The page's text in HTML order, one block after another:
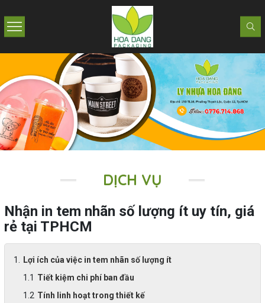
DỊCH VỤ
Nhận in tem nhãn số lượng ít uy tín, giá
rẻ tại TPHCM
Lợi ích của việc in tem nhãn số lượng ít
Tiết kiệm chi phí ban đầu
Tính linh hoạt trong thiết kế